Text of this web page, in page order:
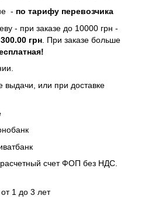
- по тарифу перевозчика
- при заказе до 10000 грн -
грн . При заказе больше
выдачи, или при доставке
счет ФОП без НДС.
1 до 3 лет